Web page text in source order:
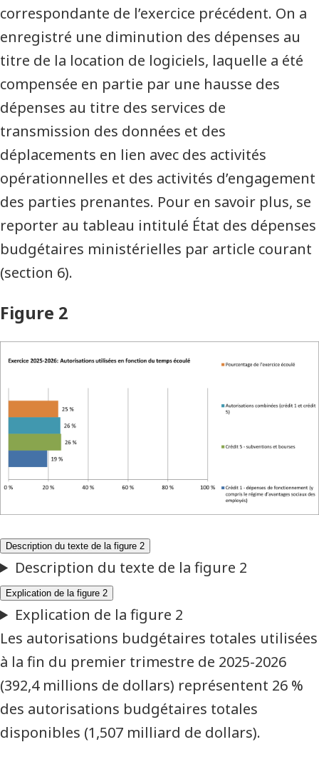
correspondante de l’exercice précédent. On a
enregistré une diminution des dépenses au
titre de la location de logiciels, laquelle a été
compensée en partie par une hausse des
dépenses au titre des services de
transmission des données et des
déplacements en lien avec des activités
opérationnelles et des activités d’engagement
des parties prenantes. Pour en savoir plus, se
reporter au tableau intitulé État des dépenses
budgétaires ministérielles par article courant
(section 6).
Figure 2
Les autorisations budgétaires totales utilisées
à la fin du premier trimestre de 2025-2026
(392,4 millions de dollars) représentent 26 %
des autorisations budgétaires totales
disponibles (1,507 milliard de dollars).